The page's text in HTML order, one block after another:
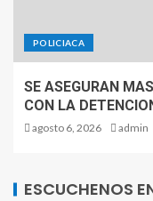
POLICIACA
SE ASEGURAN
CON LA
agosto 6, 2026 admin
ESCUCHENOS